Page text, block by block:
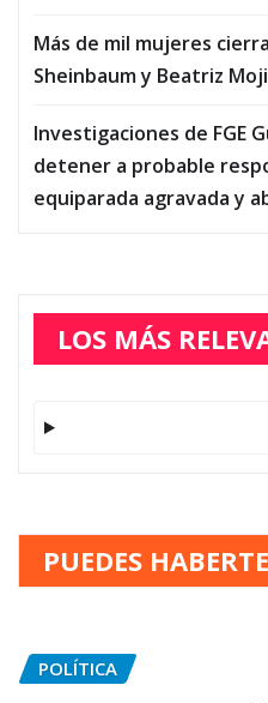
Más de mil mujeres
Sheinbaum y Beatriz
Investigaciones de FGE
detener a probable
equiparada agravada y
LOS MÁS
PUEDES
POLÍTICA